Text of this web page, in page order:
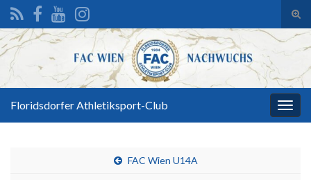
Search for:
Floridsdorfer Athletiksport-Club
FAC Wien U14A